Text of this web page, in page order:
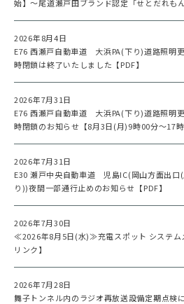
始】～尾道瀬戸田ブランド認定「せとだれも
2026年8月4日
E76 西瀬戸自動車道 大浜PA(下り)道路照明
時閉鎖は終了いたしました【PDF】
2026年7月31日
E76 西瀬戸自動車道 大浜PA(下り)道路照明
時閉鎖のお知らせ【8月3日(月)9時00分～17時
2026年7月31日
E30 瀬戸中央自動車道 児島IC(岡山方面出口
り))夜間一部通行止めのお知らせ【PDF】
2026年7月30日
≪2026年8月5日(水)≫充電スポット システム
リンク】
2026年7月28日
舞子トンネル内のラジオ再放送設備定期点検